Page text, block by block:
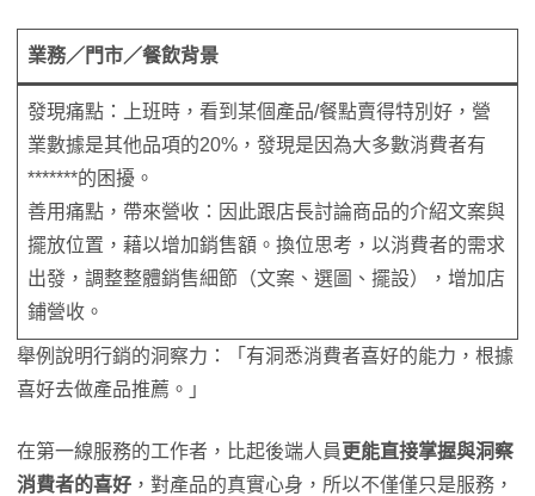
業務／門市／餐飲背景
發現痛點：上班時，看到某個產品/餐點賣得特別好，營
業數據是其他品項的20%，發現是因為大多數消費者有
*******的困擾。
善用痛點，帶來營收：因此跟店長討論商品的介紹文案與
擺放位置，藉以增加銷售額。換位思考，以消費者的需求
出發，調整整體銷售細節（文案、選圖、擺設），增加店
鋪營收。
舉例說明行銷的洞察力：「有洞悉消費者喜好的能力，根據
喜好去做產品推薦。」
在第一線服務的工作者，比起後端人員 更能直接掌握與洞察
消費者的喜好 ，對產品的真實心身，所以不僅僅只是服務，